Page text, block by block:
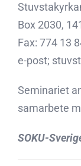
Box 2030,
Fax: 774 13
e-post;
Seminariet
samarbete
SOKU-